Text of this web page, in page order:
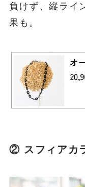
負けず、縦ライ
果も。
② スフィアカ